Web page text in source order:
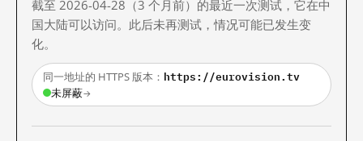
截至 2026-04-28（3 个月前）的最近一次测试，它在中
国大陆可以访问。此后未再测试，情况可能已发生变
化。
同一地址的 HTTPS 版本： https://eurovision.tv
未屏蔽→